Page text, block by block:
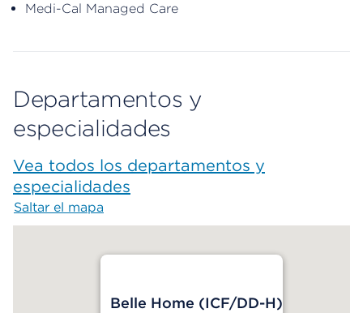
Medi-Cal Managed Care
Departamentos y
especialidades
Vea todos los departamentos y
especialidades
Saltar el mapa
Belle Home (ICF/DD-H)